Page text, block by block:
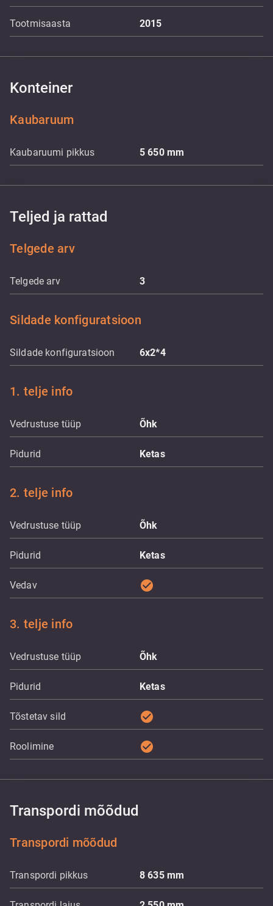
Tootmisaasta 2015
Konteiner
Kaubaruum
Kaubaruumi pikkus 5 650 mm
Teljed ja rattad
Telgede arv
Telgede arv 3
Sildade konfiguratsioon
Sildade konfiguratsioon 6x2*4
1. telje info
Vedrustuse tüüp Õhk
Pidurid Ketas
2. telje info
Vedrustuse tüüp Õhk
Pidurid Ketas
Vedav check_circle
3. telje info
Vedrustuse tüüp Õhk
Pidurid Ketas
Tõstetav sild check_circle
Roolimine check_circle
Transpordi mõõdud
Transpordi mõõdud
Transpordi pikkus 8 635 mm